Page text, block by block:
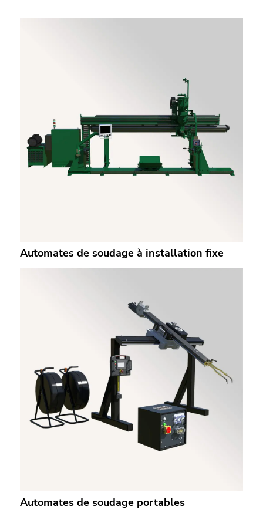
Automates de soudage à installation fixe
Automates de soudage portables